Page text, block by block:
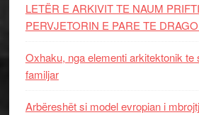
LETËR E ARKIVIT TE NAUM
PERVJETORIN E PARE TE
Oxhaku, nga elementi arkitektonik te
familjar
Arbëreshët si model evropian i